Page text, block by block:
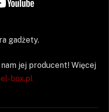
gadżety.
jej producent! Więcej
box.pl